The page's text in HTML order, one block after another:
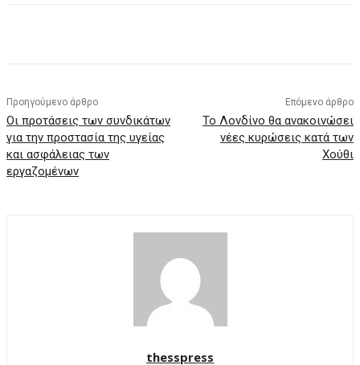
Προηγούμενο άρθρο
Οι προτάσεις των συνδικάτων
για την προστασία της υγείας
και ασφάλειας των
εργαζομένων
Επόμενο άρθρο
Το Λονδίνο θα ανακοινώσει
νέες κυρώσεις κατά των
Χούθι
thesspress